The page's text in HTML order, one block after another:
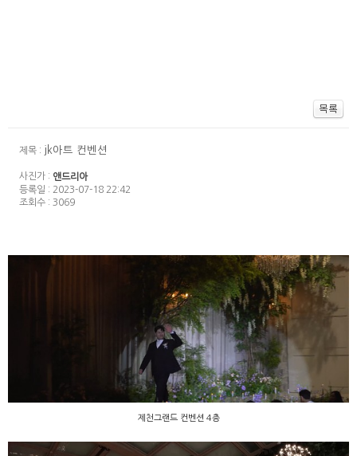
제목 : jk아트 컨벤션
사진가 : 앤드리아
등록일 : 2023-07-18 22:42
조회수 : 3069
제천그랜드 컨벤션 4층
제천그랜드 컨벤션 4층